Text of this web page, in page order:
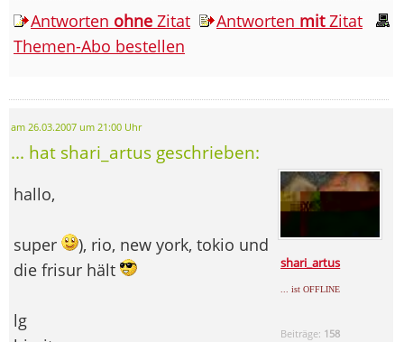
Antworten ohne Zitat Antworten mitZitat
Themen-Abo bestellen
am 26.03.2007 um 21:00 Uhr
... hat shari_artus geschrieben:
shari_artus
... ist OFFLINE
Beiträge: 158
hallo,
super
), rio, new york, tokio und
die frisur hält
lg